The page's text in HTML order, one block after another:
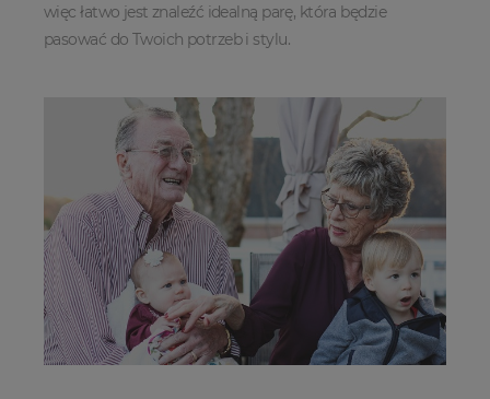
więc łatwo jest znaleźć idealną parę, która będzie
pasować do Twoich potrzeb i stylu.